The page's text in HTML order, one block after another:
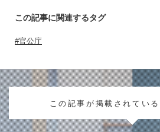
この記事に関連するタグ
官公庁
この記事が掲載されてい